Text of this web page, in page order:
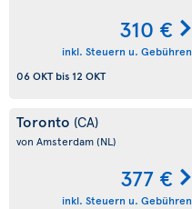
310 €
inkl. Steuern u. Gebühren
06 OKTbis 12 OKT
Toronto (CA)
von Amsterdam(NL)
377 €
inkl. Steuern u. Gebühren